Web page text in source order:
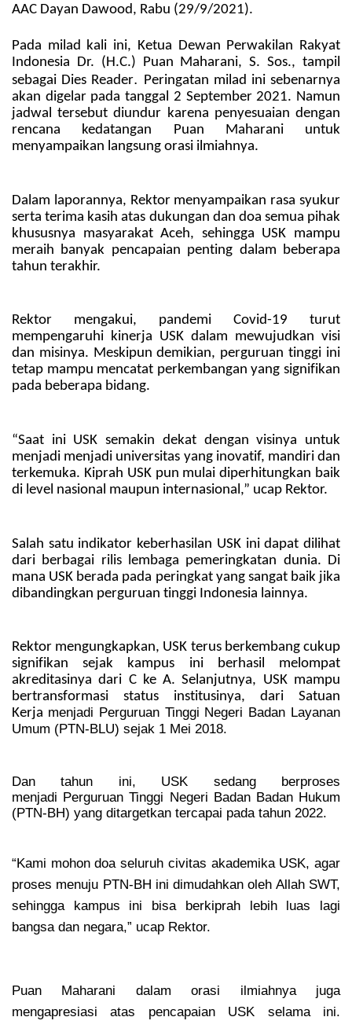
AAC Dayan Dawood, Rabu (29/9/2021).
Pada milad kali ini, Ketua Dewan Perwakilan Rakyat
Indonesia Dr. (H.C.) Puan Maharani, S. Sos., tampil
sebagai Dies Reader. Peringatan milad ini sebenarnya
akan digelar pada tanggal 2 September 2021. Namun
jadwal tersebut diundur karena penyesuaian dengan
rencana kedatangan Puan Maharani untuk
menyampaikan langsung orasi ilmiahnya.
Dalam laporannya, Rektor menyampaikan rasa syukur
serta terima kasih atas dukungan dan doa semua pihak
khususnya masyarakat Aceh, sehingga USK mampu
meraih banyak pencapaian penting dalam beberapa
tahun terakhir.
Rektor mengakui, pandemi Covid-19 turut
mempengaruhi kinerja USK dalam mewujudkan visi
dan misinya. Meskipun demikian, perguruan tinggi ini
tetap mampu mencatat perkembangan yang signifikan
pada beberapa bidang.
“Saat ini USK semakin dekat dengan visinya untuk
menjadi menjadi universitas yang inovatif, mandiri dan
terkemuka. Kiprah USK pun mulai diperhitungkan baik
di level nasional maupun internasional,” ucap Rektor.
Salah satu indikator keberhasilan USK ini dapat dilihat
dari berbagai rilis lembaga pemeringkatan dunia. Di
mana USK berada pada peringkat yang sangat baik jika
dibandingkan perguruan tinggi Indonesia lainnya.
Rektor mengungkapkan, USK terus berkembang cukup
signifikan sejak kampus ini berhasil melompat
akreditasinya dari C ke A. Selanjutnya, USK mampu
bertransformasi status institusinya, dari Satuan
Kerja menjadi Perguruan Tinggi Negeri Badan Layanan
Umum (PTN-BLU) sejak 1 Mei 2018.
Dan tahun ini, USK sedang berproses
menjadi Perguruan Tinggi Negeri Badan Badan Hukum
(PTN-BH) yang ditargetkan tercapai pada tahun 2022.
“Kami mohon doa seluruh civitas akademika USK, agar
proses menuju PTN-BH ini dimudahkan oleh Allah SWT,
sehingga kampus ini bisa berkiprah lebih luas lagi
bangsa dan negara,” ucap Rektor.
Puan Maharani dalam orasi ilmiahnya juga
mengapresiasi atas pencapaian USK selama ini.